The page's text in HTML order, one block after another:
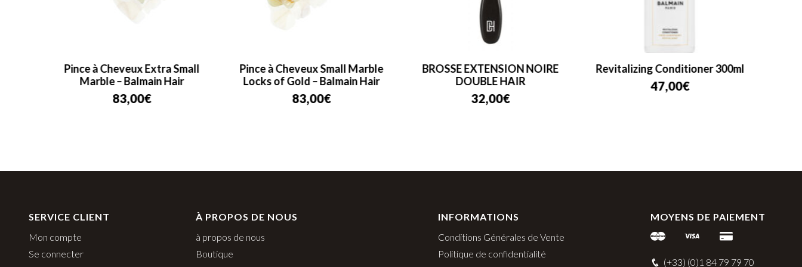
Pince à Cheveux Extra Small
Marble – Balmain Hair
83,00€
Pince à Cheveux Small Marble
Locks of Gold – Balmain Hair
83,00€
BROSSE EXTENSION NOIRE
DOUBLE HAIR
32,00€
Revitalizing Conditioner 300ml
47,00€
SERVICE CLIENT
Mon compte
Se connecter
À PROPOS DE NOUS
à propos de nous
Boutique
INFORMATIONS
Conditions Générales de Vente
Politique de confidentialité
MOYENS DE PAIEMENT
(+33) (0)1 84 79 79 70